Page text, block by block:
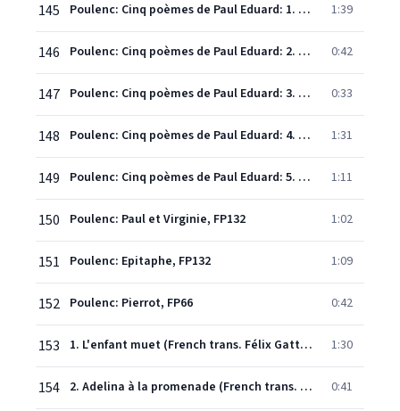
145 Poulenc: Cinq poèmes de Paul Eduard: 1. Peut-il se reposer 1:39
146 Poulenc: Cinq poèmes de Paul Eduard: 2. Il la prend dans ses bras 0:42
147 Poulenc: Cinq poèmes de Paul Eduard: 3. Plume d'eau claire 0:33
148 Poulenc: Cinq poèmes de Paul Eduard: 4. Rodeuse au front de verre 1:31
149 Poulenc: Cinq poèmes de Paul Eduard: 5. Amoureuses 1:11
150 Poulenc: Paul et Virginie, FP132 1:02
151 Poulenc: Epitaphe, FP132 1:09
152 Poulenc: Pierrot, FP66 0:42
153 1. L'enfant muet (French trans. Félix Gattegno) 1:30
154 2. Adelina à la promenade (French trans. Félix Gattegno 0:41